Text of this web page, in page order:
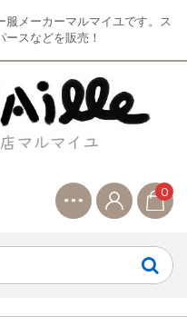
メーカーマルマイユです。ス
スなどを販売！
0